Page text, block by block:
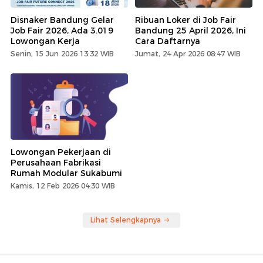
Disnaker Bandung Gelar
Job Fair 2026, Ada 3.019
Lowongan Kerja
Senin, 15 Jun 2026 13:32 WIB
Ribuan Loker di Job Fair
Bandung 25 April 2026, Ini
Cara Daftarnya
Jumat, 24 Apr 2026 08:47 WIB
Lowongan Pekerjaan di
Perusahaan Fabrikasi
Rumah Modular Sukabumi
Kamis, 12 Feb 2026 04:30 WIB
Lihat Selengkapnya